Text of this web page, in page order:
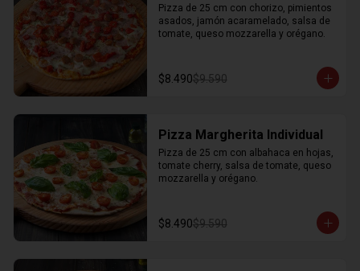
Pizza de 25 cm con chorizo, pimientos
asados, jamón acaramelado, salsa de
tomate, queso mozzarella y orégano.
$8.490$9.590
Pizza Margherita Individual
Pizza de 25 cm con albahaca en hojas,
tomate cherry, salsa de tomate, queso
mozzarella y orégano.
$8.490$9.590